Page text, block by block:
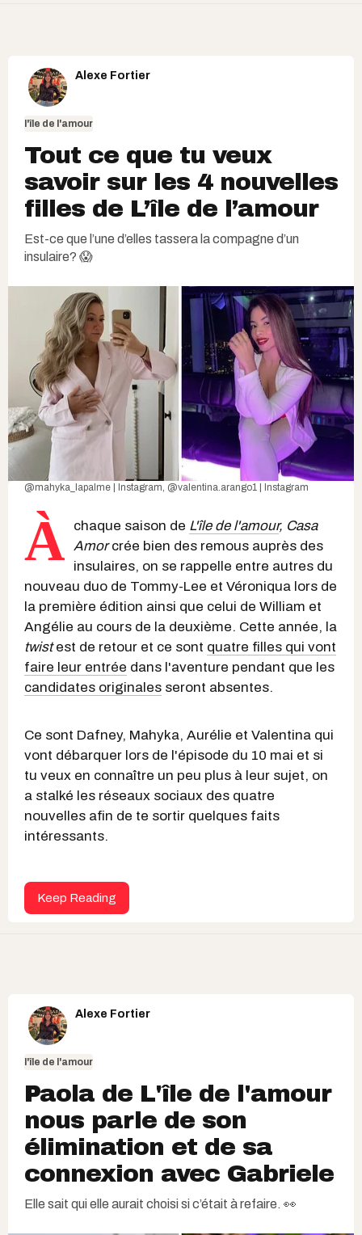
Alexe Fortier
l'île de l'amour
Tout ce que tu veux
savoir sur les 4 nouvelles
filles de L’île de l’amour
Est-ce que l’une d’elles tassera la compagne d’un
insulaire? 😱
@mahyka_lapalme | Instagram @valentina.arango1 | Instagram
À chaque saison de L'île de l'amour, Casa
Amorcrée bien des remous auprès des
insulaires, on se rappelle entre autres du
nouveau duo de Tommy-Lee et Véroniqua lors de
la première édition ainsi que celui de William et
Angélie au cours de la deuxième. Cette année, la
twistest de retour et ce sont quatre filles qui vont
faire leur entrée dans l'aventure pendant que les
candidates originales seront absentes.
Ce sont Dafney, Mahyka, Aurélie et Valentina qui
vont débarquer lors de l'épisode du 10 mai et si
tu veux en connaître un peu plus à leur sujet, on
a stalké les réseaux sociaux des quatre
nouvelles afin de te sortir quelques faits
intéressants.
Keep Reading
Alexe Fortier
l'île de l'amour
Paola de L'île de l'amour
nous parle de son
élimination et de sa
connexion avec Gabriele
Elle sait qui elle aurait choisi si c’était à refaire. 👀